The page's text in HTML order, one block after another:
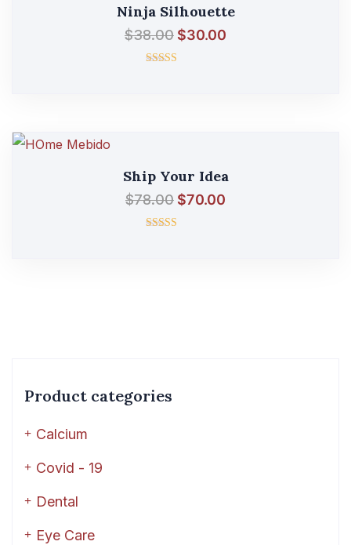
Ninja Silhouette
$38.00 $30.00
Ship Your Idea
$78.00 $70.00
Product categories
Calcium
Covid - 19
Dental
Eye Care